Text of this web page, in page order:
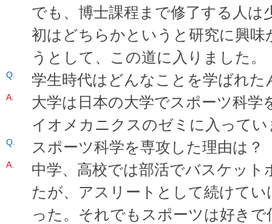
でも、博士課程まで修了する人は
初はどちらかというと研究に興
うとして、この道に入りました。
学生時代はどんなことを学ばれた
大学は日本の大学でスポーツ科学
イオメカニクスのゼミに入って
スポーツ科学を専攻した理由は？
中学、高校では部活でバスケッ
たが、アスリートとして続けて
った。それでもスポーツは好き